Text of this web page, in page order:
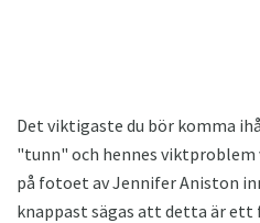
Det viktigaste du bör komma
"tunn" och hennes viktproblem
på fotoet av Jennifer Aniston
knappast sägas att detta är